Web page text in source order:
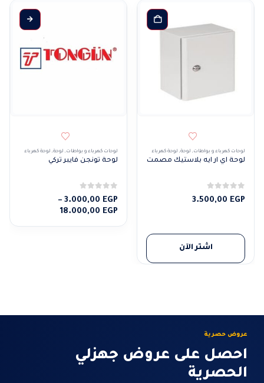
لوحات كهرباء و بواطات , لوحة, لوحة كهرباء
لوحة اي ار ايه بلاستيك مصمت
0من 5
3.500,00 EGP
اشتر الآن
لوحات كهرباء و بواطات , لوحة, لوحة كهرباء
لوحة تونجن فايبر تركي
0من 5
3.000,00 EGP
–
18.000,00 EGP
نطاق
عروض حصرية
احصل على عروض جهزلي
الحصرية